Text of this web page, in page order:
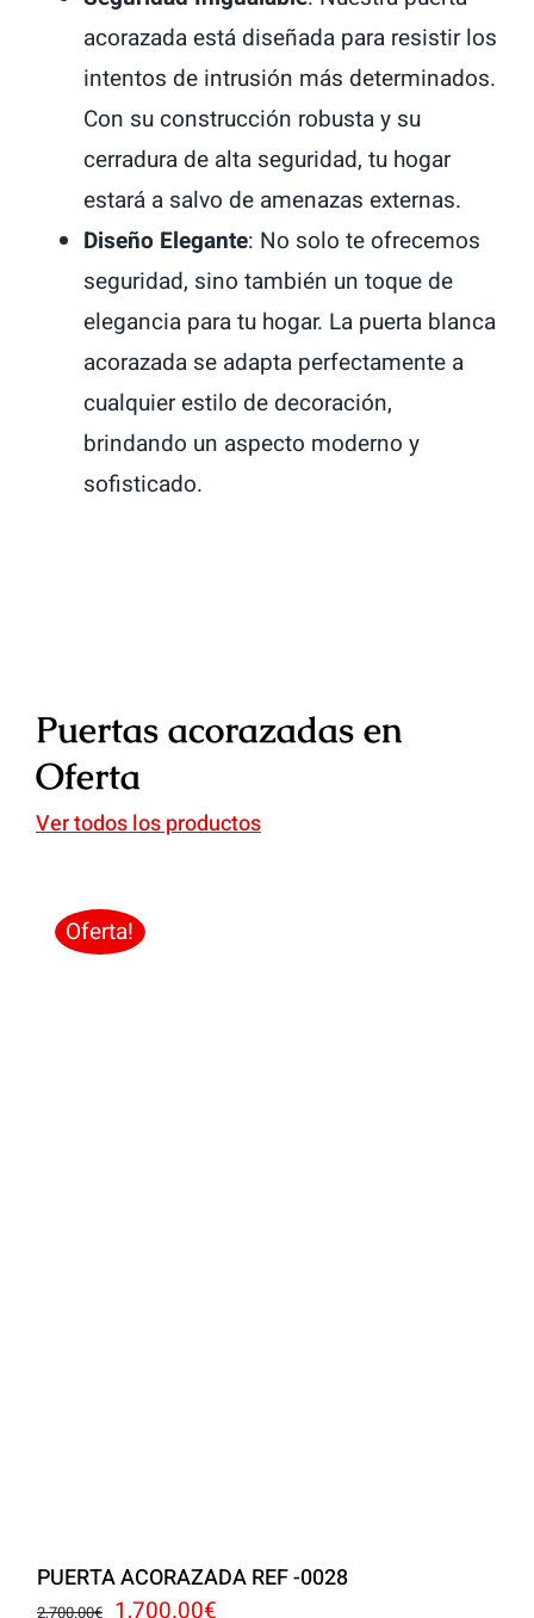
acorazada está diseñada para resistir los
intentos de intrusión más determinados.
Con su construcción robusta y su
cerradura de alta seguridad, tu hogar
estará a salvo de amenazas externas.
Diseño Elegante: No solo te ofrecemos
seguridad, sino también un toque de
elegancia para tu hogar. La puerta blanca
acorazada se adapta perfectamente a
cualquier estilo de decoración,
brindando un aspecto moderno y
sofisticado.
Puertas acorazadas en
Oferta
Ver todos los productos
Oferta!
PUERTA ACORAZADA REF -0028
2,700.00€ El El